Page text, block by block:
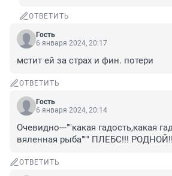
ОТВЕТИТЬ
Гость
6 января 2024, 20:17
мстит ей за страх и фин. потери
ОТВЕТИТЬ
Гость
6 января 2024, 20:14
Очевидно---""какая гадость,какая
вяленная рыба""" ПЛЕБС!!!
ОТВЕТИТЬ